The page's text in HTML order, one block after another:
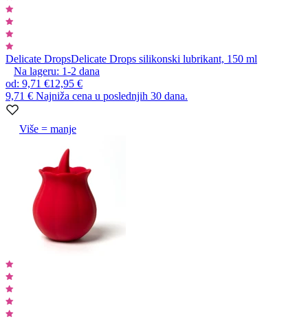
Delicate DropsDelicate Drops silikonski lubrikant, 150 ml
Na lageru: 1-2 dana
od: 9,71 €12,95 €
9,71 € Najniža cena u poslednjih 30 dana.
Više = manje